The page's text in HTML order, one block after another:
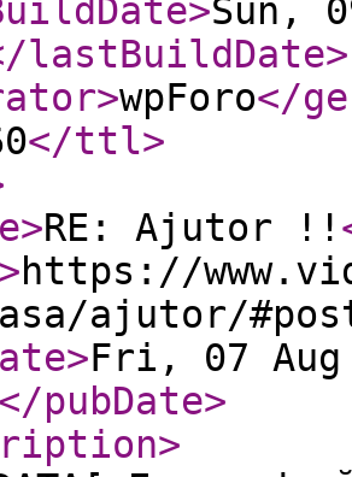
>Sun,
lastBuildDate>
>wpForo</
</ttl>
>RE: Ajutor !!
>https://
ajutor/
>Fri, 07 Aug
</pubDate>
>